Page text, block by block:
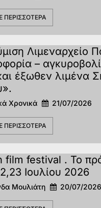
ΠΕΡΙΣΣΌΤΕΡΑ
Λιμεναρχείο
–
έξωθεν λιμένα
Χρονικά 21/07/2026
ΠΕΡΙΣΣΌΤΕΡΑ
film festival . Το
Ιουλίου 2026
Μουλιάτη 20/07/2026